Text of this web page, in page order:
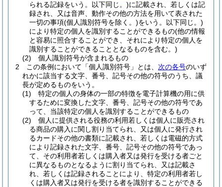
られる記録をいう。以下同じ。)に記載され、若しくは記
録され、又は音声、動作その他の方法を用いて表された
一切の事項(個人識別符号を除く。)をいう。以下同じ。)
により特定の個人を識別することができるもの(他の情報
と容易に照合することができ、それにより特定の個人を
識別することができることとなるものを含む。)
(2)
個人識別符号が含まれるもの
2
この条例において「個人識別符号」とは、 次の各号のいず
れかに該当する文字、番号、記号その他の符号のうち、議
長が定めるものをいう。
(1)
特定の個人の身体の一部の特徴を電子計算機の用に供
するために変換した文字、番号、記号その他の符号であ
って、当該特定の個人を識別することができるもの
(2)
個人に提供される役務の利用若しくは個人に販売され
る商品の購入に関し割り当てられ、又は個人に発行され
るカードその他の書類に記載され、若しくは電磁的方式
により記録された文字、番号、記号その他の符号であっ
て、その利用者若しくは購入者又は発行を受ける者ごと
に異なるものとなるように割り当てられ、又は記載さ
れ、若しくは記録されることにより、特定の利用者若し
くは購入者又は発行を受ける者を識別することができる